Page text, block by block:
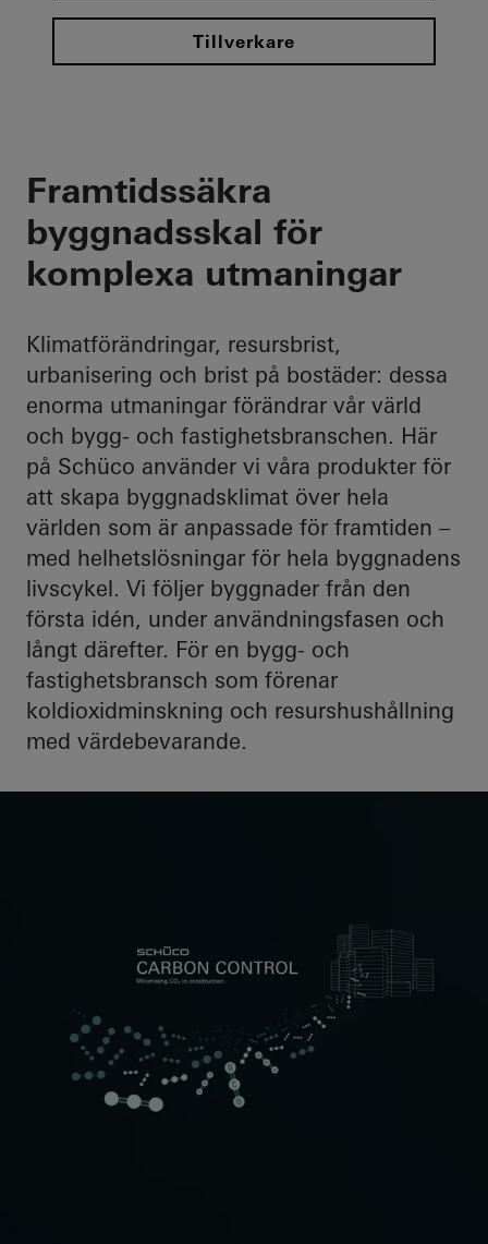
Tillverkare
Framtidssäkra
byggnadsskal för
komplexa utmaningar
Klimatförändringar, resursbrist,
urbanisering och brist på bostäder: dessa
enorma utmaningar förändrar vår värld
och bygg- och fastighetsbranschen. Här
på Schüco använder vi våra produkter för
att skapa byggnadsklimat över hela
världen som är anpassade för framtiden –
med helhetslösningar för hela byggnadens
livscykel. Vi följer byggnader från den
första idén, under användningsfasen och
långt därefter. För en bygg- och
fastighetsbransch som förenar
koldioxidminskning och resurshushållning
med värdebevarande.